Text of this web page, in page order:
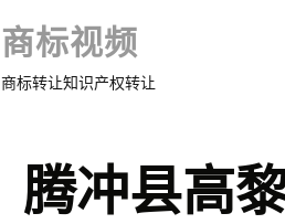
商标视频
商标转让知识产权转让
腾冲县高